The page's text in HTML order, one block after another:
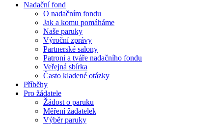
Nadační fond
O nadačním fondu
Jak a komu pomáháme
Naše paruky
Výroční zprávy
Partnerské salony
Patroni a tváře nadačního fondu
Veřejná sbírka
Často kladené otázky
Příběhy
Pro žádatele
Žádost o paruku
Měření žadatelek
Výběr paruky